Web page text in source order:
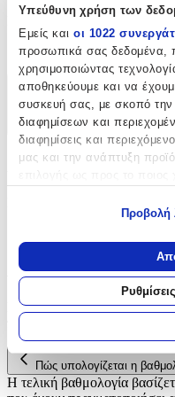
Υπεύθυνη χρήση των
Εμείς και οι 1022
προσωπικά σας δεδομένα,
χρησιμοποιώντας
αποθηκεύουμε και να
συσκευή σας, με σκοπό την
διαφημίσεων και
διαφημίσεις και
μας και την ανάπτυξη
Να συλλέξουμε
σας τοποθεσία, οι
απόσταση μερικών
Να αναγνωρίσουμε
για συγκεκριμένα
Μάθετε περισσότερα
προσωπικών σας δεδομένων
στηνενότητα
ανακαλέσετε τη
Προβολή
Δαντέλες
Χαρακτηριστικά
+
Χαρακτηριστικά
Αξιολογήσεις
Προς το παρόν δεν
προστεθούν, θα
Πώς υπολογίζεται η
Η τελική βαθμολογία